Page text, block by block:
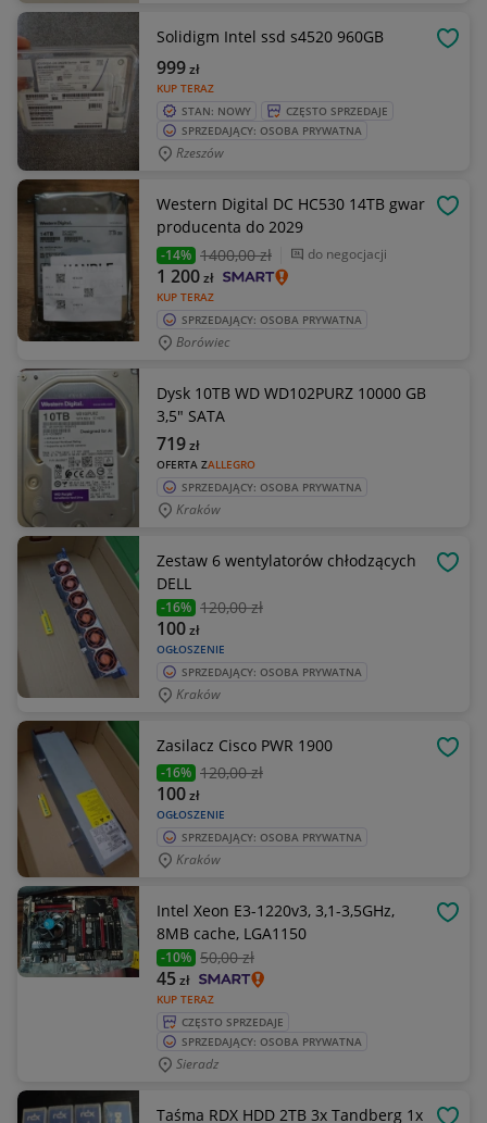
Solidigm Intel ssd s4520 960GB
KUP TERAZ
999zł
STAN: NOWY
CZĘSTO SPRZEDAJE
SPRZEDAJĄCY: OSOBA PRYWATNA
Rzeszów
Western Digital DC HC530 14TB gwar
producenta do 2029
-14% 1400,00 zł do negocjacji
KUP TERAZ
1 200zł
SPRZEDAJĄCY: OSOBA PRYWATNA
Borówiec
Dysk 10TB WD WD102PURZ 10000 GB
3,5" SATA
OFERTA ZALLEGRO
719zł
SPRZEDAJĄCY: OSOBA PRYWATNA
Kraków
Zestaw 6 wentylatorów chłodzących
DELL
-16% 120,00 zł
OGŁOSZENIE
100zł
SPRZEDAJĄCY: OSOBA PRYWATNA
Kraków
Zasilacz Cisco PWR 1900
-16% 120,00 zł
OGŁOSZENIE
100zł
SPRZEDAJĄCY: OSOBA PRYWATNA
Kraków
Intel Xeon E3-1220v3, 3,1-3,5GHz,
8MB cache, LGA1150
-10% 50,00 zł
KUP TERAZ
45zł
CZĘSTO SPRZEDAJE
SPRZEDAJĄCY: OSOBA PRYWATNA
Sieradz
Taśma RDX HDD 2TB 3x Tandberg 1x